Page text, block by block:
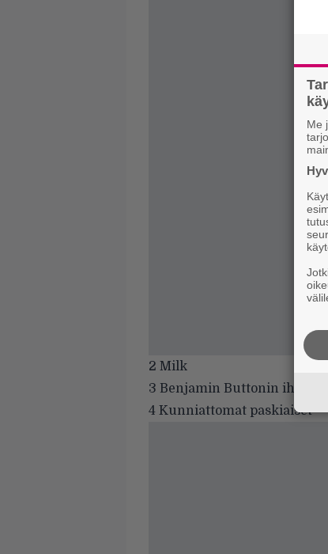
2 Milk
3 Benjamin Buttonin
4 Kunniattomat paskiaiset
Me